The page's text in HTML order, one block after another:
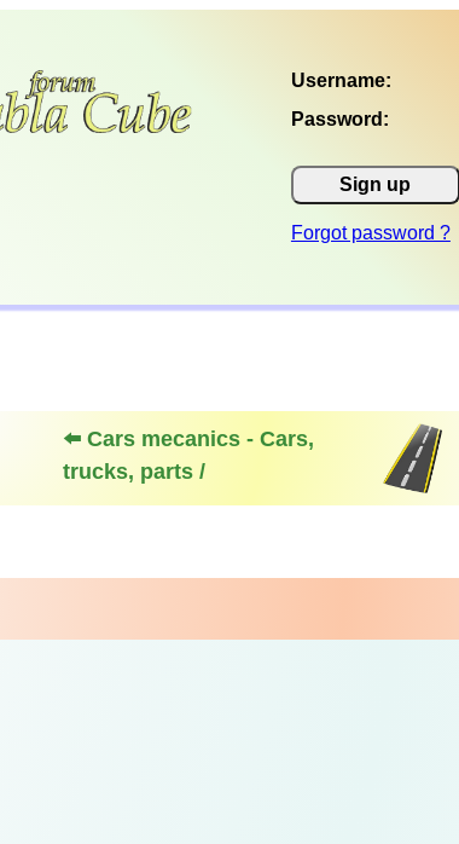
Username:
Password:
Sign up
Forgot password ?
⬅️ Cars mecanics - Cars,
trucks, parts /